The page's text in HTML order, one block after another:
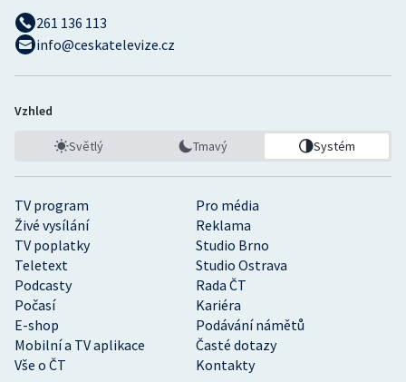
TV program
Pro média
Živé vysílání
Reklama
TV poplatky
Studio Brno
Teletext
Studio Ostrava
Podcasty
Rada ČT
Počasí
Kariéra
E-shop
Podávání námětů
Mobilní a TV aplikace
Časté dotazy
Vše o ČT
Kontakty
261 136 113
info@ceskatelevize.cz
Vzhled
Světlý Tmavý Systém